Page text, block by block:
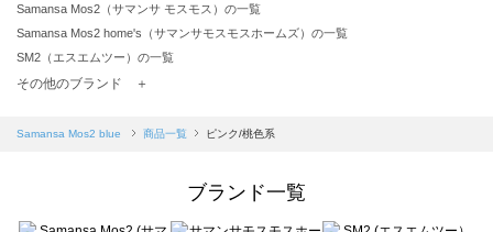
Samansa Mos2（サマンサ モスモス）の一覧
Samansa Mos2 home's（サマンサモスモスホームズ）の一覧
SM2（エスエムツー）の一覧
TSUHARU by Samansa Mos2（ツハルバイサマンサモスモス）の一覧
Samansa Mos2 blue（サマンサモスモス ブルー）の一覧
Te chichi（テチチ）の一覧
その他のブランド ＋
Samansa Mos2 blue 商品一覧 ピンク/桃色系
ブランド一覧